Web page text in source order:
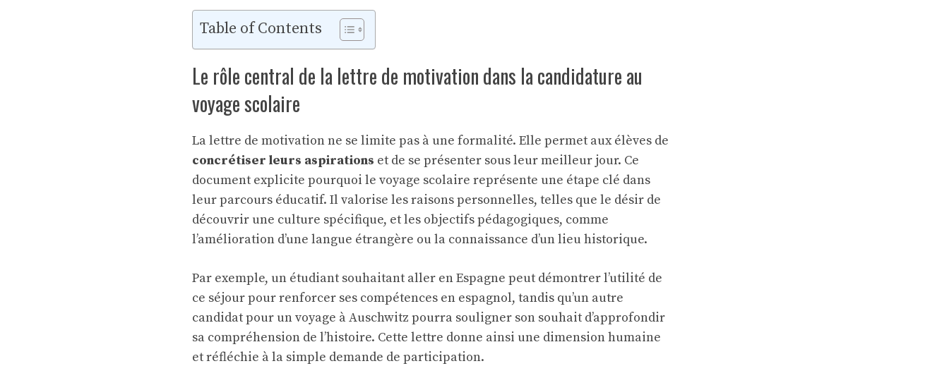
Table of Contents
Le rôle central de la lettre de motivation dans la candidature au
voyage scolaire
La lettre de motivation ne se limite pas à une formalité. Elle permet aux élèves de
concrétiser leurs aspirations et de se présenter sous leur meilleur jour. Ce
document explicite pourquoi le voyage scolaire représente une étape clé dans
leur parcours éducatif. Il valorise les raisons personnelles, telles que le désir de
découvrir une culture spécifique, et les objectifs pédagogiques, comme
l’amélioration d’une langue étrangère ou la connaissance d’un lieu historique.
Par exemple, un étudiant souhaitant aller en Espagne peut démontrer l’utilité de
ce séjour pour renforcer ses compétences en espagnol, tandis qu’un autre
candidat pour un voyage à Auschwitz pourra souligner son souhait d’approfondir
sa compréhension de l’histoire. Cette lettre donne ainsi une dimension humaine
et réfléchie à la simple demande de participation.